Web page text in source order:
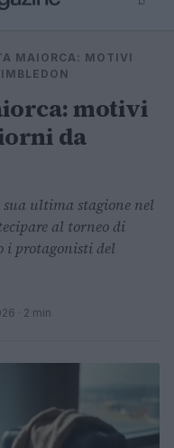
⌕
MAIORCA: MOTIVI
motivi
da
ultima stagione nel
al torneo di
i protagonisti del
· 2 min